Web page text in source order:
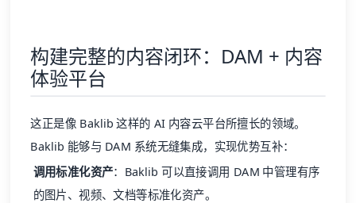
构建完整的内容闭环：DAM + 内容
体验平台
这正是像 Baklib 这样的 AI 内容云平台所擅长的领域。
Baklib 能够与 DAM 系统无缝集成，实现优势互补：
调用标准化资产：Baklib 可以直接调用 DAM 中管理有序
的图片、视频、文档等标准化资产。